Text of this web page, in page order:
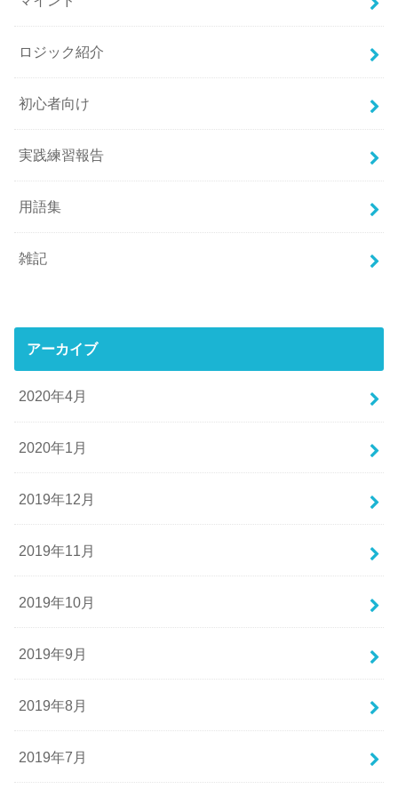
ロジック紹介
初心者向け
実践練習報告
用語集
雑記
アーカイブ
2020年4月
2020年1月
2019年12月
2019年11月
2019年10月
2019年9月
2019年8月
2019年7月